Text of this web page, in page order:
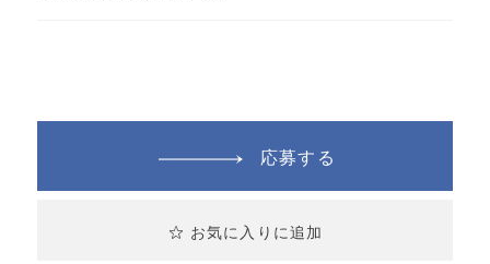
応募する
お気に入りに追加